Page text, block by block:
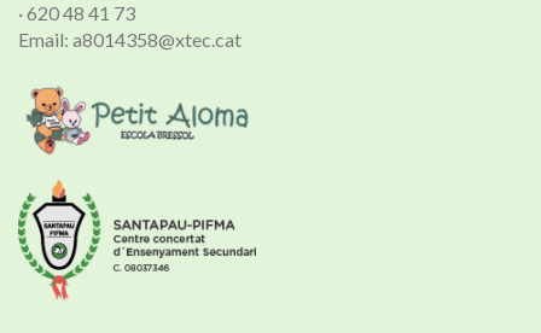
· 620 48 41 73
Email: a8014358@xtec.cat